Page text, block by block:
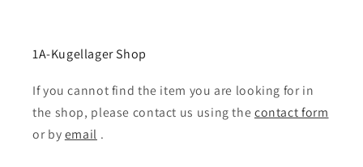
1A-Kugellager Shop
If you cannot find the item you are looking for in
the shop, please contact us using thecontact form
or byemail .